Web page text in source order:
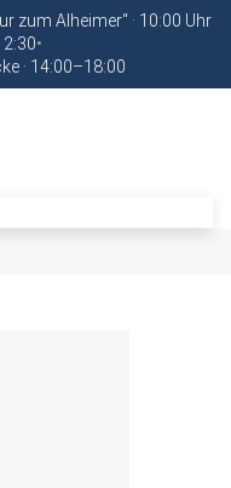
zum Alheimer“ · 10:00 Uhr
•
· 14:00–18:00